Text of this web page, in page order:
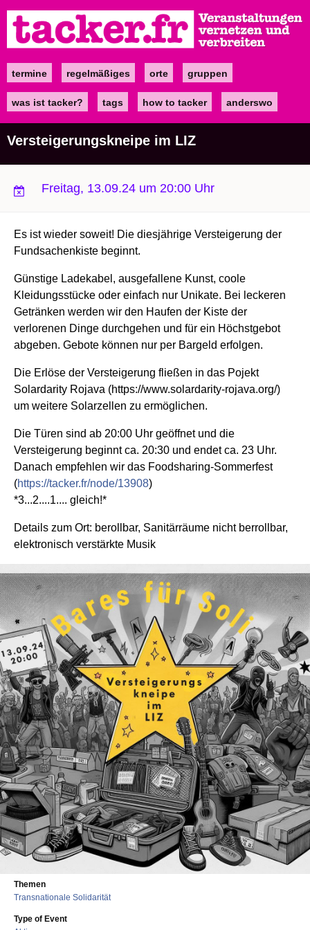
zum
Inhalt
Maintermine regelmäßiges orte gruppen
was ist tacker? tags how to tacker anderswo
Versteigerungskneipe im LIZ
Freitag, 13.09.24 um 20:00 Uhr
Es ist wieder soweit! Die diesjährige Versteigerung der
Fundsachenkiste beginnt.
Günstige Ladekabel, ausgefallene Kunst, coole
Kleidungsstücke oder einfach nur Unikate. Bei leckeren
Getränken werden wir den Haufen der Kiste der
verlorenen Dinge durchgehen und für ein Höchstgebot
abgeben. Gebote können nur per Bargeld erfolgen.
Die Erlöse der Versteigerung fließen in das Pojekt
Solardarity Rojava (https://www.solardarity-rojava.org/)
um weitere Solarzellen zu ermöglichen.
Die Türen sind ab 20:00 Uhr geöffnet und die
Versteigerung beginnt ca. 20:30 und endet ca. 23 Uhr.
Danach empfehlen wir das Foodsharing-Sommerfest
(https://tacker.fr/node/13908)
*3...2....1.... gleich!*
Details zum Ort: berollbar, Sanitärräume nicht berrollbar,
elektronisch verstärkte Musik
Themen
Transnationale Solidarität
Type of Event